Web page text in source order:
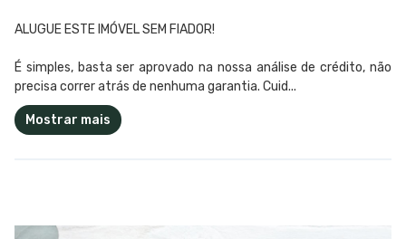
ALUGUE ESTE IMÓVEL SEM FIADOR!
É simples, basta ser aprovado na nossa análise de crédito, não
precisa correr atrás de nenhuma garantia. Cuid...
Mostrar mais